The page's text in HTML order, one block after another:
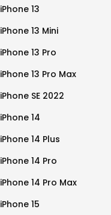
iPhone 13
iPhone 13 Mini
iPhone 13 Pro
iPhone 13 Pro Max
iPhone SE 2022
iPhone 14
iPhone 14 Plus
iPhone 14 Pro
iPhone 14 Pro Max
iPhone 15